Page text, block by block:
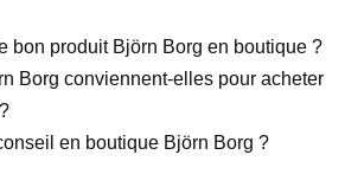
bon produit Björn Borg en boutique ?
Borg conviennent-elles pour acheter
en boutique Björn Borg ?